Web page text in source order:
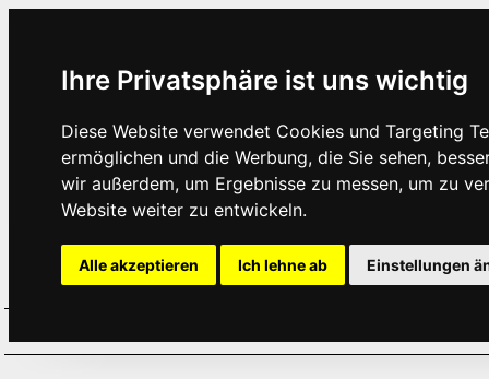
Ihre Privatsphäre ist uns wichtig
Diese Website verwendet Cookies und Targeting
ermöglichen und die Werbung, die Sie sehen,
wir außerdem, um Ergebnisse zu messen, um zu
Website weiter zu entwickeln.
Alle akzeptieren Ich lehne ab Einstellungen